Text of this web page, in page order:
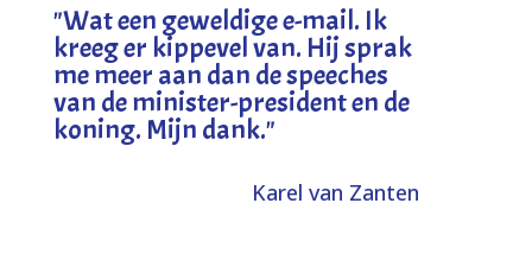
"Wat een geweldige e-mail. Ik
kreeg er kippevel van. Hij sprak
me meer aan dan de speeches
van de minister-president en de
koning. Mijn dank."
Karel van Zanten